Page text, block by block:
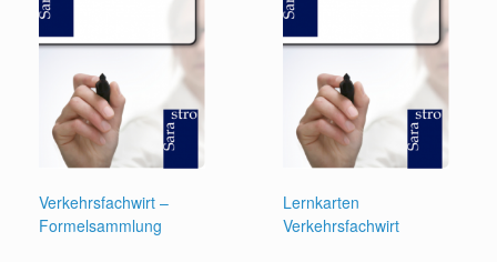
Verkehrsfachwirt –
Formelsammlung
Lernkarten
Verkehrsfachwirt